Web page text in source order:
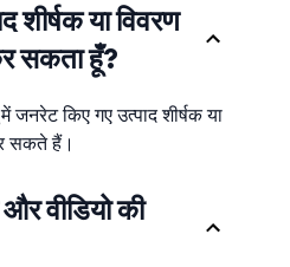
शीर्षक या विवरण
सकता हूँ?
किए गए उत्पाद शीर्षक या
सकते हैं।
वीडियो की